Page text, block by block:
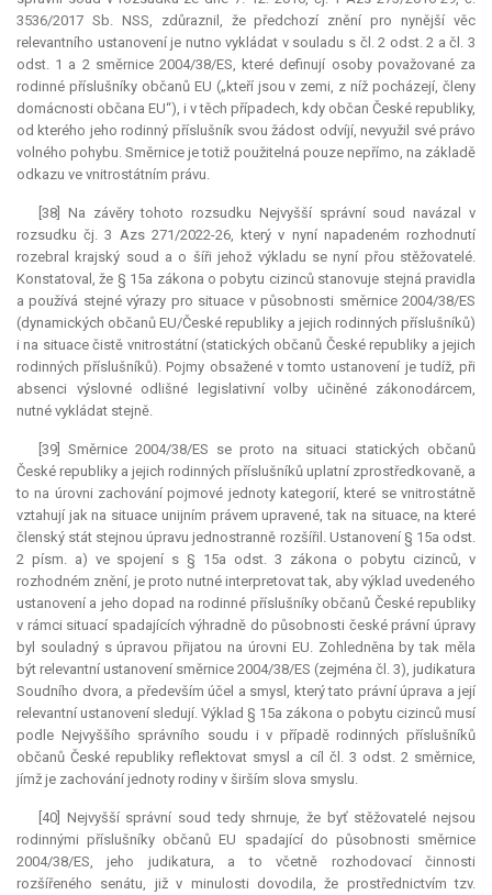
3536/2017 Sb. NSS, zdůraznil, že předchozí znění pro nynější věc
relevantního ustanovení je nutno vykládat v souladu s čl. 2 odst. 2 a čl. 3
odst. 1 a 2 směrnice 2004/38/ES, které definují osoby považované za
rodinné příslušníky občanů EU („kteří jsou v zemi, z níž pocházejí, členy
domácnosti občana EU“), i v těch případech, kdy občan České republiky,
od kterého jeho rodinný příslušník svou žádost odvíjí, nevyužil své právo
volného pohybu. Směrnice je totiž použitelná pouze nepřímo, na základě
odkazu ve vnitrostátním právu.
[38] Na závěry tohoto rozsudku Nejvyšší správní soud navázal v
rozsudku čj. 3 Azs 271/2022-26, který v nyní napadeném rozhodnutí
rozebral krajský soud a o šíři jehož výkladu se nyní přou stěžovatelé.
Konstatoval, že § 15a zákona o pobytu cizinců stanovuje stejná pravidla
a používá stejné výrazy pro situace v působnosti směrnice 2004/38/ES
(dynamických občanů EU/České republiky a jejich rodinných příslušníků)
i na situace čistě vnitrostátní (statických občanů České republiky a jejich
rodinných příslušníků). Pojmy obsažené v tomto ustanovení je tudíž, při
absenci výslovné odlišné legislativní volby učiněné zákonodárcem,
nutné vykládat stejně.
[39] Směrnice 2004/38/ES se proto na situaci statických občanů
České republiky a jejich rodinných příslušníků uplatní zprostředkovaně, a
to na úrovni zachování pojmové jednoty kategorií, které se vnitrostátně
vztahují jak na situace unijním právem upravené, tak na situace, na které
členský stát stejnou úpravu jednostranně rozšířil. Ustanovení § 15a odst.
2 písm. a) ve spojení s § 15a odst. 3 zákona o pobytu cizinců, v
rozhodném znění, je proto nutné interpretovat tak, aby výklad uvedeného
ustanovení a jeho dopad na rodinné příslušníky občanů České republiky
v rámci situací spadajících výhradně do působnosti české právní úpravy
byl souladný s úpravou přijatou na úrovni EU. Zohledněna by tak měla
být relevantní ustanovení směrnice 2004/38/ES (zejména čl. 3), judikatura
Soudního dvora, a především účel a smysl, který tato právní úprava a její
relevantní ustanovení sledují. Výklad § 15a zákona o pobytu cizinců musí
podle Nejvyššího správního soudu i v případě rodinných příslušníků
občanů České republiky reflektovat smysl a cíl čl. 3 odst. 2 směrnice,
jímž je zachování jednoty rodiny v širším slova smyslu.
[40] Nejvyšší správní soud tedy shrnuje, že byť stěžovatelé nejsou
rodinnými příslušníky občanů EU spadající do působnosti směrnice
2004/38/ES, jeho judikatura, a to včetně rozhodovací činnosti
rozšířeného senátu, již v minulosti dovodila, že prostřednictvím tzv.